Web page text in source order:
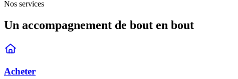
Nos services
Un accompagnement de bout en bout
Acheter